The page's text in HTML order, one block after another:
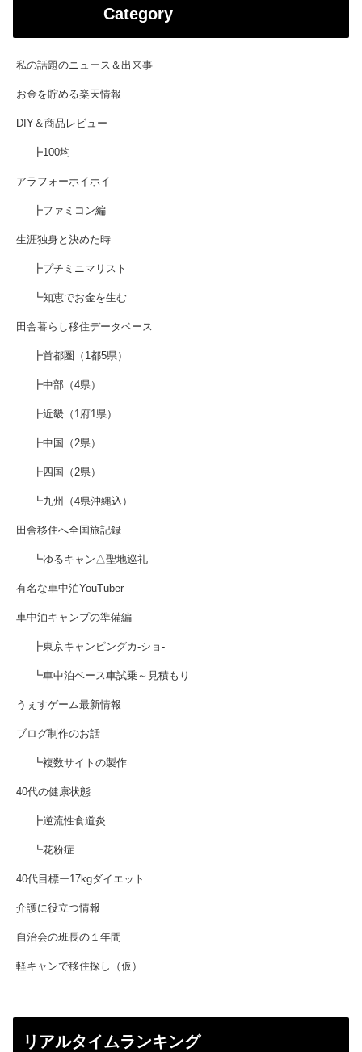
Category
私の話題のニュース＆出来事
お金を貯める楽天情報
DIY＆商品レビュー
┣100均
アラフォーホイホイ
┣ファミコン編
生涯独身と決めた時
┣プチミニマリスト
┗知恵でお金を生む
田舎暮らし移住データベース
┣首都圏（1都5県）
┣中部（4県）
┣近畿（1府1県）
┣中国（2県）
┣四国（2県）
┗九州（4県沖縄込）
田舎移住へ全国旅記録
┗ゆるキャン△聖地巡礼
有名な車中泊YouTuber
車中泊キャンプの準備編
┣東京キャンピングカ-ショ-
┗車中泊ベース車試乗～見積もり
うぇすゲーム最新情報
ブログ制作のお話
┗複数サイトの製作
40代の健康状態
┣逆流性食道炎
┗花粉症
40代目標ー17kgダイエット
介護に役立つ情報
自治会の班長の１年間
軽キャンで移住探し（仮）
リアルタイムランキング